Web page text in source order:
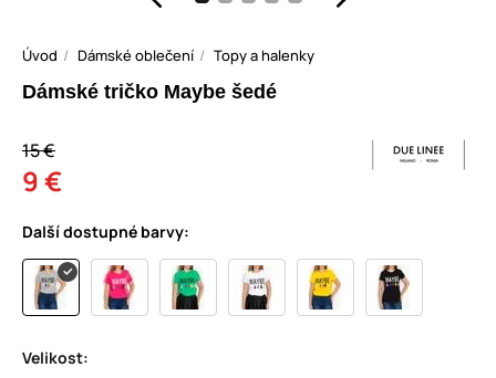
Úvod Dámské oblečení Topy a halenky
Dámské tričko Maybe šedé
15 €
9 €
Další dostupné barvy:
Velikost: